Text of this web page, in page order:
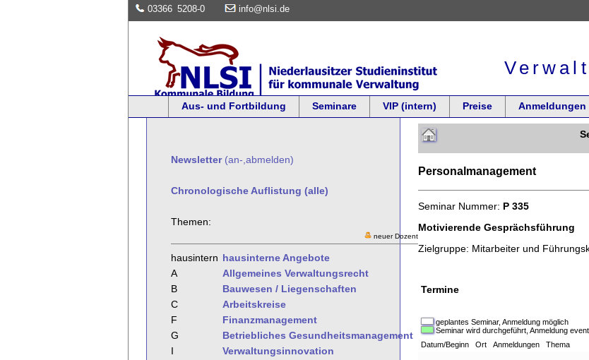
03366 5208-0 info@nlsi.de
Aus- und Fortbildung Seminare VIP (intern) Preise Anmeldungen
Newsletter(an-,abmelden)
Chronologische Auflistung (alle)
Themen:
neuer Dozent
hausintern hausinterne Angebote
A
Allgemeines Verwaltungsrecht
B
Bauwesen / Liegenschaften
C
Arbeitskreise
F
Finanzmanagement
G
Betriebliches Gesundheitsmanagement
I
Verwaltungsinnovation
Personalmanagement
Seminar Nummer: P 335
Motivierende Gesprächsführung
Zielgruppe: Mitarbeiter und
Termine
geplantes Seminar, Anmeldung möglich
Seminar wird durchgeführt, Anmeldung
Datum/Beginn Ort Anmeldungen Thema